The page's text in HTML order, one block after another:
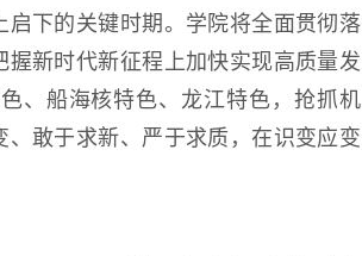
下的关键时期。学院将全面贯彻落
新时代新征程上加快实现高质量发
、船海核特色、龙江特色，抢抓机
敢于求新、严于求质，在识变应变